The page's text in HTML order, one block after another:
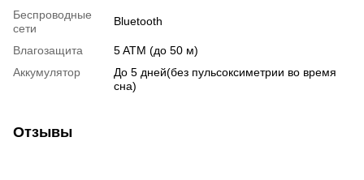
Беспроводные
сети
Bluetooth
Влагозащита
5 ATM (до 50 м)
Аккумулятор
До 5 дней(без пульсоксиметрии во время
сна)
Отзывы